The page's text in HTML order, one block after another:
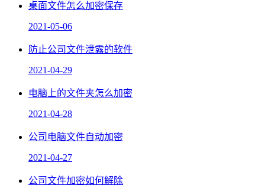
桌面文件怎么加密保存
2021-05-06
防止公司文件泄露的软件
2021-04-29
电脑上的文件夹怎么加密
2021-04-28
公司电脑文件自动加密
2021-04-27
公司文件加密如何解除